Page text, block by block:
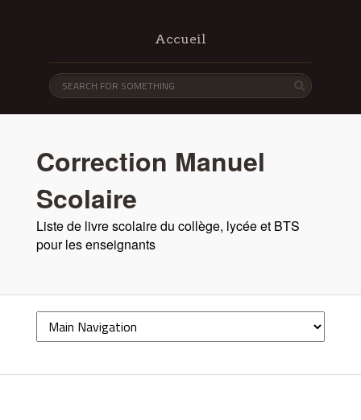
Accueil
Correction Manuel
Scolaire
Liste de livre scolaire du collège, lycée et BTS
pour les enseignants